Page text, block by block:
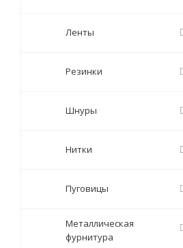
Ленты
Резинки
Шнуры
Нитки
Пуговицы
Металлическая
фурнитура